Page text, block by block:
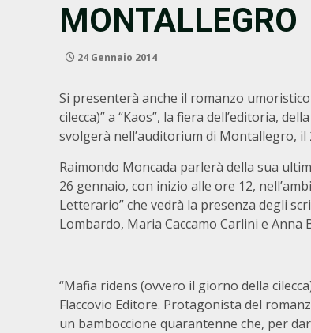
MONTALLEGRO
24 Gennaio 2014
Si presenterà anche il romanzo
cilecca)” a “Kaos”, la fiera dell’editoria,
svolgerà nell’auditorium di Montallegro, il
Raimondo Moncada parlerà della sua
26 gennaio, con inizio alle ore 12,
Letterario” che vedrà la presenza degli
Lombardo, Maria Caccamo Carlini e Anna
“Mafia ridens (ovvero il giorno della
Flaccovio Editore. Protagonista del
un bamboccione quarantenne che, per